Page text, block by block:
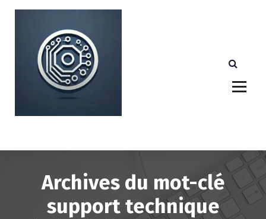
e
Archives du mot-clé
support technique